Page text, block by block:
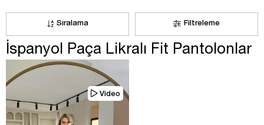
Filtreleme
Sıralama
İspanyol Paça Likralı Fit Pantolonlar
Video